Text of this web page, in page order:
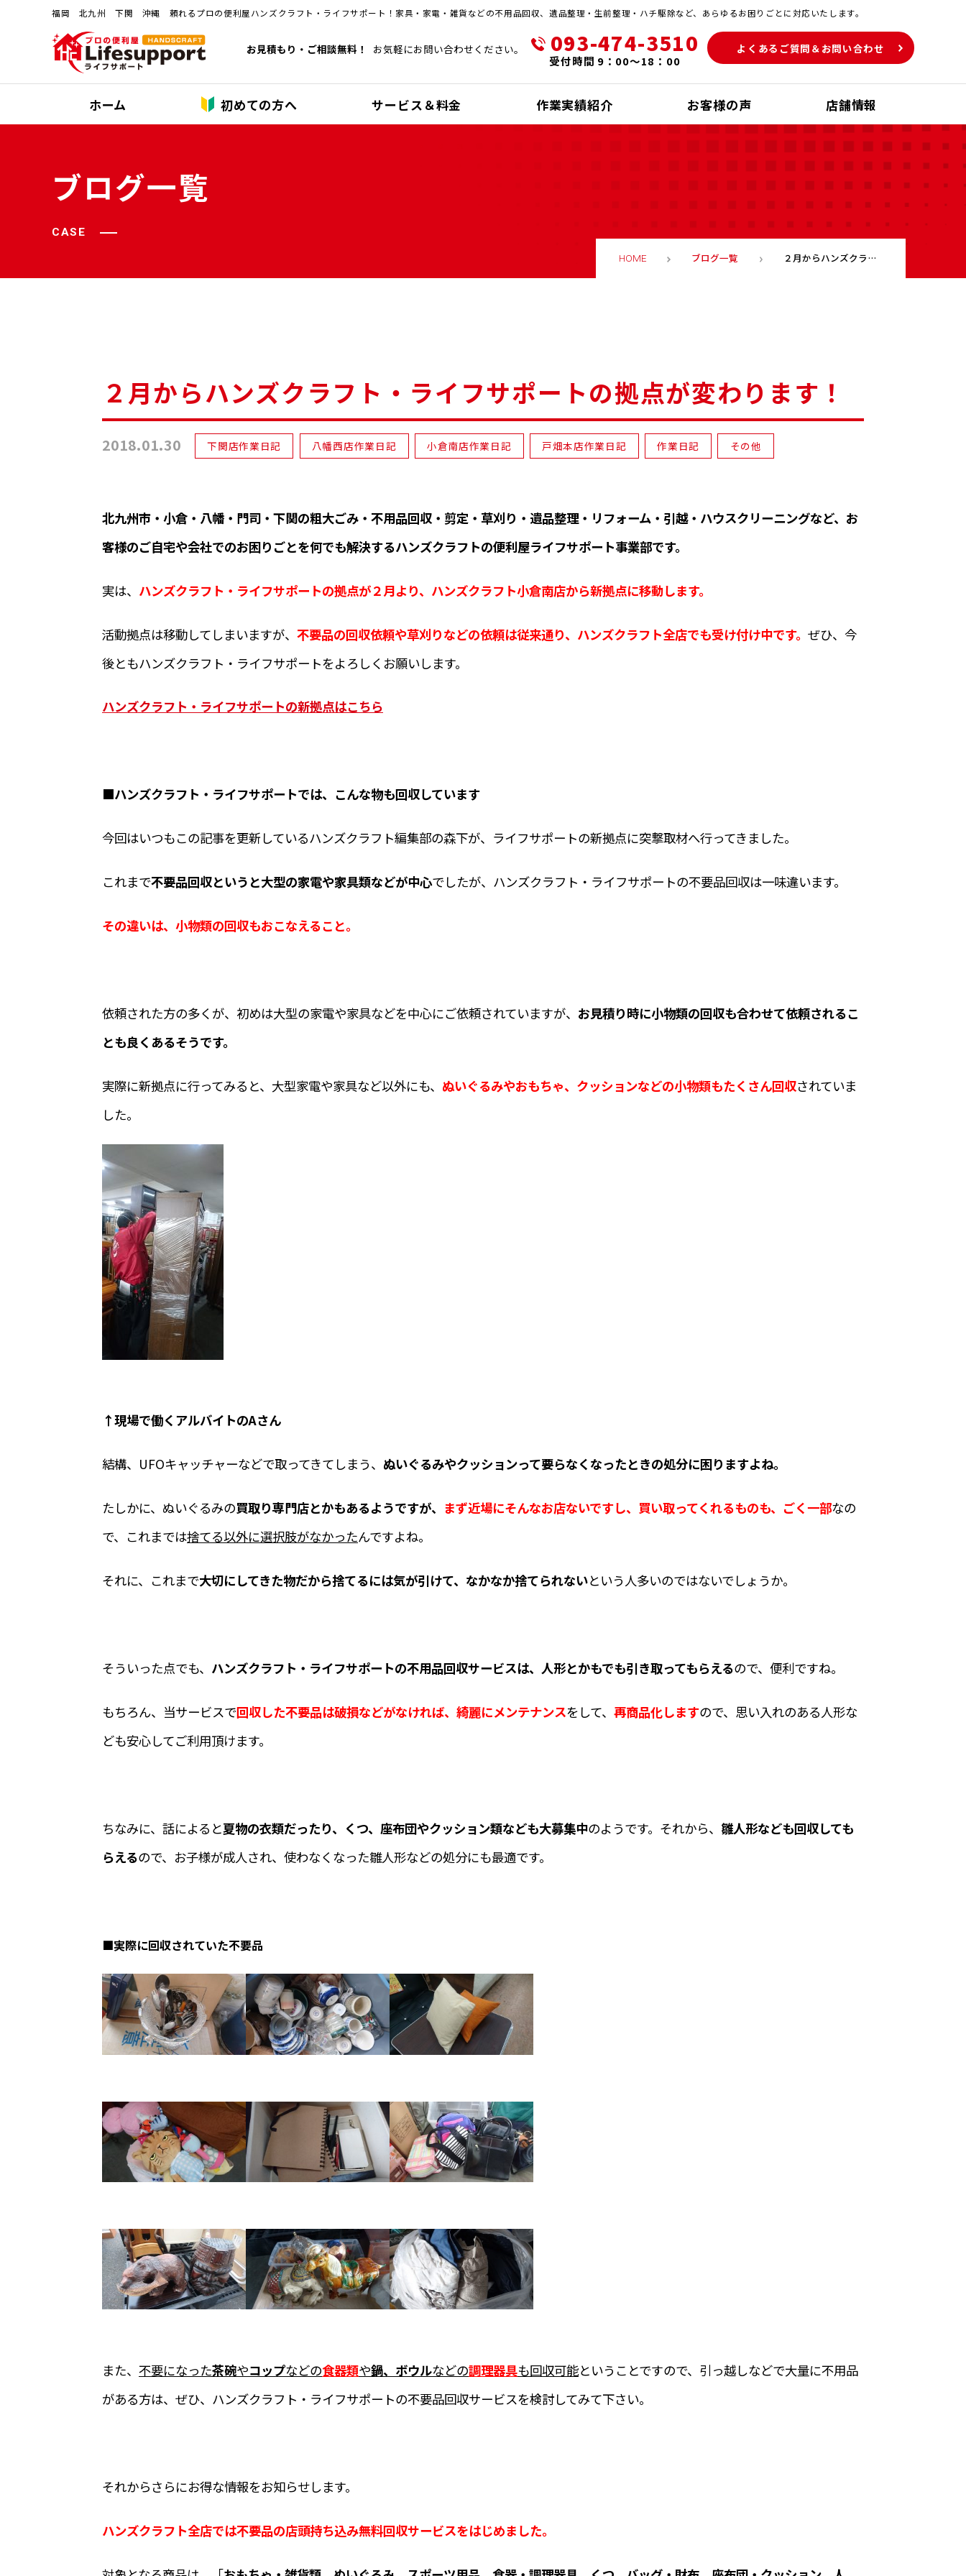
福岡 北九州 下関 沖縄 頼れるプロの便利屋ハンズクラフト・ライフサポート！家具・家電・雑貨などの不用品回収、遺品整理・生前整理・ハチ駆除など、あらゆるお困りごとに対応いたします。
お見積もり・ご相談無料！ お気軽にお問い合わせください。 093-474-3510
受付時間 9：00～18：00
よくあるご質問＆お問い合わせ
ホーム 初めての方へ サービス＆料金 作業実績紹介 お客様の声 店舗情報
ブログ一覧
CASE
HOME ブログ一覧 ２月からハンズクラフト・ライフサポートの拠点が変わります！
２月からハンズクラフト・ライフサポートの拠点が変わります！
2018.01.30 下関店作業日記 八幡西店作業日記 小倉南店作業日記 戸畑本店作業日記 作業日記 その他
北九州市・小倉・八幡・門司・下関の粗大ごみ・不用品回収・剪定・草刈り・遺品整理・リフォーム・引越・ハウスクリーニングなど、お
客様のご自宅や会社でのお困りごとを何でも解決するハンズクラフトの便利屋ライフサポート事業部です。
実は、 ハンズクラフト・ライフサポートの拠点が２月より、ハンズクラフト小倉南店から新拠点に移動します。
活動拠点は移動してしまいますが、 不要品の回収依頼や草刈りなどの依頼は従来通り、ハンズクラフト全店でも受け付け中です。 ぜひ、今
後ともハンズクラフト・ライフサポートをよろしくお願いします。
ハンズクラフト・ライフサポートの新拠点はこちら
■ハンズクラフト・ライフサポートでは、こんな物も回収しています
今回はいつもこの記事を更新しているハンズクラフト編集部の森下が、ライフサポートの新拠点に突撃取材へ行ってきました。
これまで不要品回収というと大型の家電や家具類などが中心でしたが、ハンズクラフト・ライフサポートの不要品回収は一味違います。
その違いは、小物類の回収もおこなえること。
依頼された方の多くが、初めは大型の家電や家具などを中心にご依頼されていますが、 お見積り時に小物類の回収も合わせて依頼されるこ
とも良くあるそうです。
実際に新拠点に行ってみると、大型家電や家具など以外にも、 ぬいぐるみやおもちゃ、クッションなどの小物類もたくさん回収されていま
した。
↑現場で働くアルバイトのAさん
結構、UFOキャッチャーなどで取ってきてしまう、 ぬいぐるみやクッションって要らなくなったときの処分に困りますよね。
たしかに、ぬいぐるみの買取り専門店とかもあるようですが、 まず近場にそんなお店ないですし、買い取ってくれるものも、ごく一部なの
で、これまでは捨てる以外に選択肢がなかったんですよね。
それに、これまで大切にしてきた物だから捨てるには気が引けて、なかなか捨てられないという人多いのではないでしょうか。
そういった点でも、 ハンズクラフト・ライフサポートの不用品回収サービスは、人形とかもでも引き取ってもらえるので、便利ですね。
もちろん、当サービスで回収した不要品は破損などがなければ、綺麗にメンテナンスをして、 再商品化しますので、思い入れのある人形な
ども安心してご利用頂けます。
ちなみに、話によると夏物の衣類だったり、くつ、座布団やクッション類なども大募集中のようです。それから、 雛人形なども回収しても
らえるので、お子様が成人され、使わなくなった雛人形などの処分にも最適です。
■実際に回収されていた不要品
また、 不要になった茶碗やコップなどの食器類や鍋、ボウルなどの調理器具も回収可能ということですので、引っ越しなどで大量に不用品
がある方は、ぜひ、ハンズクラフト・ライフサポートの不要品回収サービスを検討してみて下さい。
それからさらにお得な情報をお知らせします。
ハンズクラフト全店では不要品の店頭持ち込み無料回収サービスをはじめました。